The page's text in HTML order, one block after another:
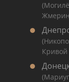
Кривой